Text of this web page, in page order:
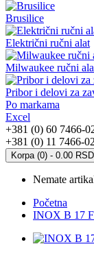
Brusilice
Električni ručni alat
Milwaukee ručni
Pribor i delovi za
Po markama
Excel
+381 (0) 60 7466-
+381 (0) 11 7466-
Korpa (0) - 0.00 RSD
Nemate
Početna
INOX B 17